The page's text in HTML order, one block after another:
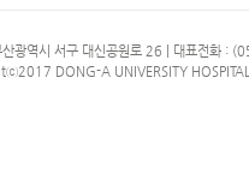
광역시 서구 대신공원로 26 | 대표전화 :
DONG-A UNIVERSITY